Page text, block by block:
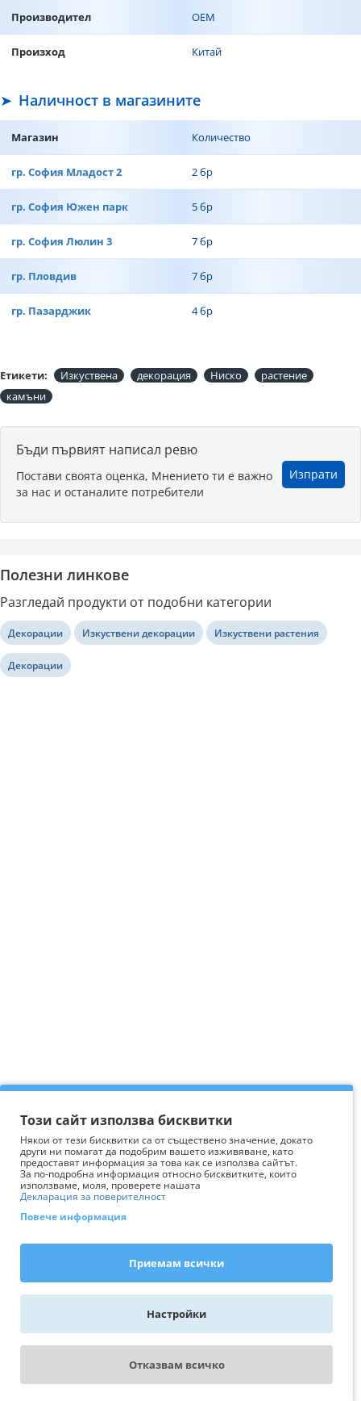
Производител ОЕМ
Произход Китай
Наличност в магазините
Магазин Количество
гр. София Младост 2 2 бр
гр. София Южен парк 5 бр
гр. София Люлин 3 7 бр
гр. Пловдив 7 бр
гр. Пазарджик 4 бр
Етикети: Изкуствена декорация Ниско
растение
камъни
Бъди първият написал ревю
Постави своята оценка, Мнението ти е важно
за нас и останалите потребители
Изпрати
Полезни линкове
Разгледай продукти от подобни категории
Декорации Изкуствени декорации Изкуствени растения
Декорации
WhatsApp - пиши ни
Този сайт използва бисквитки
Някои от тези бисквитки са от съществено значение, докато
други ни помагат да подобрим вашето изживяване, като
предоставят информация за това как се използва сайтът.
За по-подробна информация относно бисквитките, които
използваме, моля, проверете нашата
Декларация за поверителност
Повече информация
Приемам всички
Настройки
Отказвам всичко